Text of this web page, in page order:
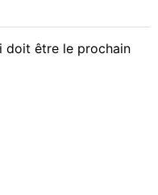
doit être le prochain